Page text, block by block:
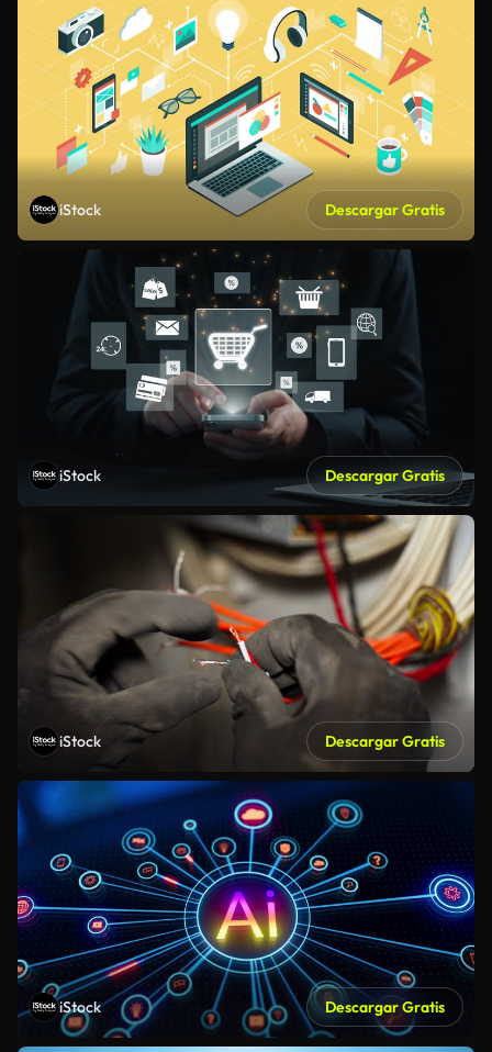
iStock Descargar Gratis
iStock Descargar Gratis
iStock Descargar Gratis
iStock Descargar Gratis